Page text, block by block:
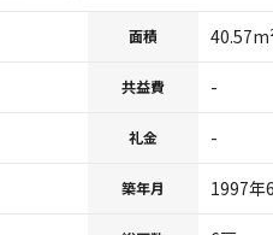
面積
共益費 -
礼金 -
築年月 1997年